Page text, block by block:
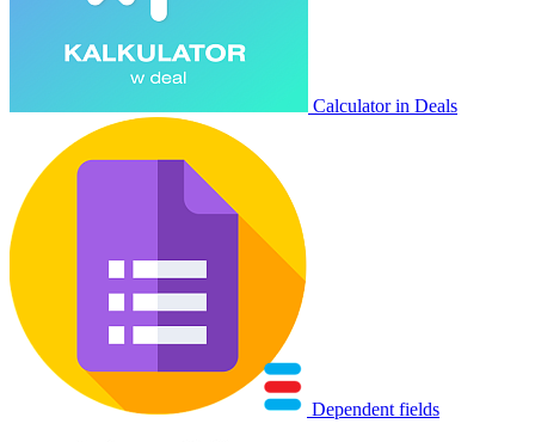
Calculator in Deals
Dependent fields